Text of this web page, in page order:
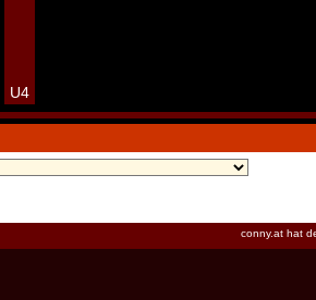
U4
conny.at hat